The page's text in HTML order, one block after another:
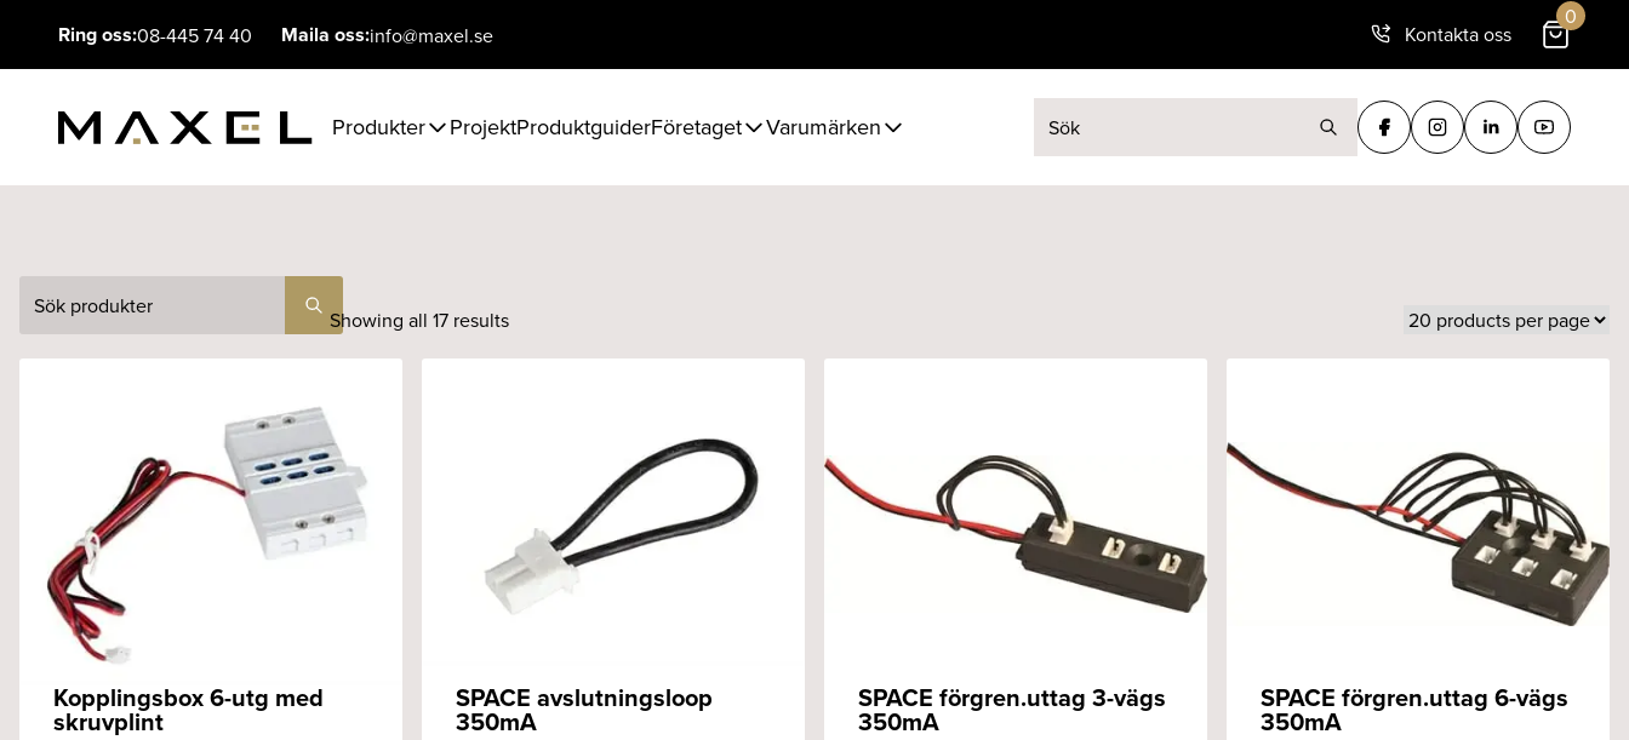
Ring oss:08-445 74 40 Maila oss:info@maxel.se Kontakta oss
0
Produkter ProjektProduktguiderFöretaget Varumärken Sök efter:
Sök Showing all 17 results
Kopplingsbox 6-utg med
skruvplint
SPACE avslutningsloop
350mA
SPACE förgren.uttag 3-vägs
350mA
SPACE förgren.uttag 6-vägs
350mA